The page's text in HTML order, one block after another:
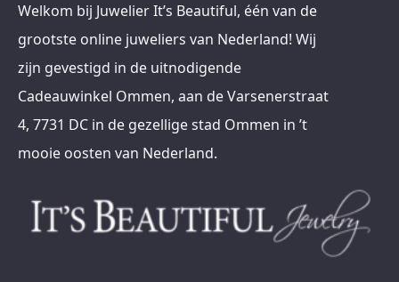
Welkom bij Juwelier It’s Beautiful, één van de
grootste online juweliers van Nederland! Wij
zijn gevestigd in de uitnodigende
Cadeauwinkel Ommen, aan de Varsenerstraat
4, 7731 DC in de gezellige stad Ommen in ’t
mooie oosten van Nederland.